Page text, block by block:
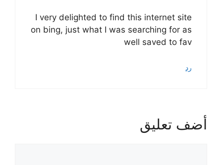
I very delighted to find this internet site
on bing, just what I was searching for as
well saved to fav
رد
أضف تعليق